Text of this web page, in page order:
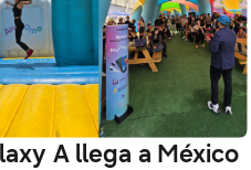
A llega a México